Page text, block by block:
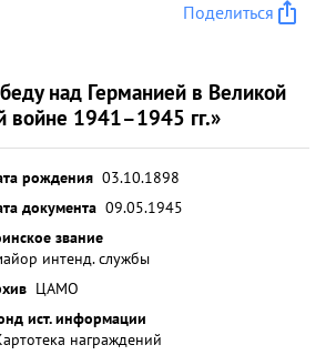
Поделиться
над Германией в Великой
войне 1941–1945 гг.»
рождения 03.10.1898
документа 09.05.1945
звание
интенд. службы
ЦАМО
ист. информации
награждений